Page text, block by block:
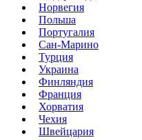
Норвегия
Польша
Португалия
Сан-Марино
Турция
Украина
Финляндия
Франция
Хорватия
Чехия
Швейцария